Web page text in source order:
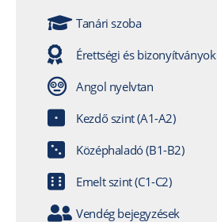
Tanári szoba
Érettségi és bizonyítványok
Angol nyelvtan
Kezdő szint (A1-A2)
Középhaladó (B1-B2)
Emelt szint (C1-C2)
Vendég bejegyzések